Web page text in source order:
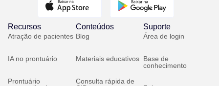
Recursos
Atração de pacientes
IA no prontuário
Prontuário
Conteúdos
Blog
Materiais educativos
Consulta rápida de
Suporte
Área de login
Base de
conhecimento